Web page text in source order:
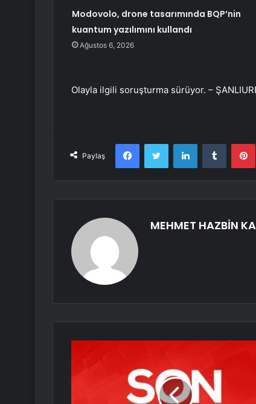
Modovolo, drone tasarımında BQP’nin
kuantum yazılımını kullandı
Ağustos 6, 2026
Olayla ilgili soruşturma sürüyor. –
Paylaş
FacebookTwitter LinkedInTumblr
MEHMET HAZBİN